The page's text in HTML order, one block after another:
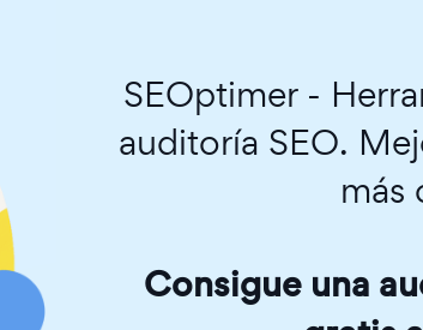
SEOptimer -
auditoría SEO.
más
Consigue una